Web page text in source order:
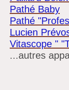
Pathé Baby
Pathé
Lucien
Vitascope "
...autres